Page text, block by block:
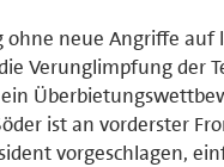
ohne neue Angriffe
Verunglimpfung der
ist an vorderster
vorgeschlagen,